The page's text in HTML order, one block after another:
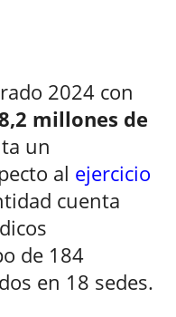
2024 con
millones de
un
al ejercicio
cuenta
de 184
en 18 sedes.